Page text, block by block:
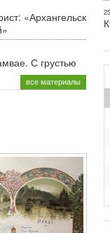
«Архангельск
С грустью
все материалы